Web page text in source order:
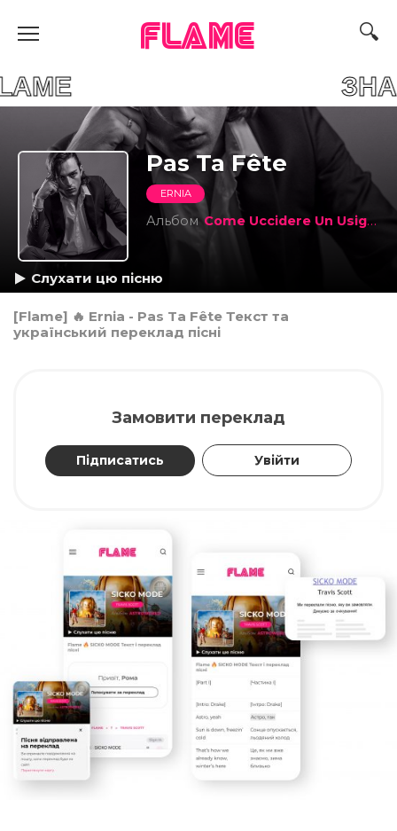
FLAME
FLAME ЗНАЙДИ
Pas Ta Fête
ERNIA
Альбом Come Uccidere Un Usignolo (67 Edition)
Слухати цю пісню
[Flame] 🔥 Ernia - Pas Ta Fête Текст та
український переклад пісні
Замовити переклад
Підписатись Увійти